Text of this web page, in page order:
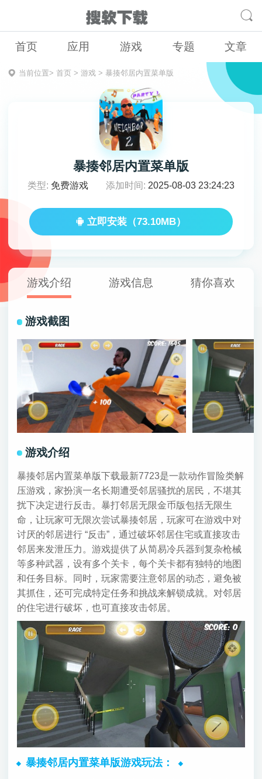
首页 应用 游戏 专题 文章
当前位置> 首页> 游戏> 暴揍邻居内置菜单版
暴揍邻居内置菜单版
类型: 免费游戏 添加时间: 2025-08-03 23:24:23
立即安装（73.10MB）
游戏介绍 游戏信息 猜你喜欢
游戏截图
游戏介绍
暴揍邻居内置菜单版下载最新7723是一款动作冒险类解
压游戏，家扮演一名长期遭受邻居骚扰的居民，不堪其
扰下决定进行反击。暴打邻居无限金币版包括无限生
命，让玩家可无限次尝试暴揍邻居，玩家可在游戏中对
讨厌的邻居进行 “反击”，通过破坏邻居住宅或直接攻击
邻居来发泄压力。游戏提供了从简易冷兵器到复杂枪械
等多种武器，设有多个关卡，每个关卡都有独特的地图
和任务目标。同时，玩家需要注意邻居的动态，避免被
其抓住，还可完成特定任务和挑战来解锁成就。对邻居
的住宅进行破坏，也可直接攻击邻居。
暴揍邻居内置菜单版游戏玩法：